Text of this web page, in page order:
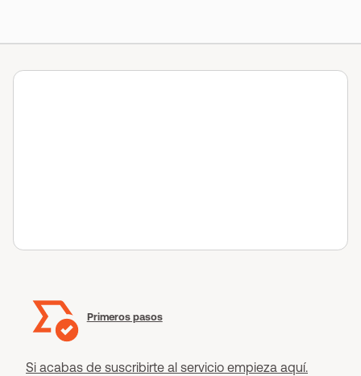
Primeros pasos
Si acabas de suscribirte al servicio empieza aquí.